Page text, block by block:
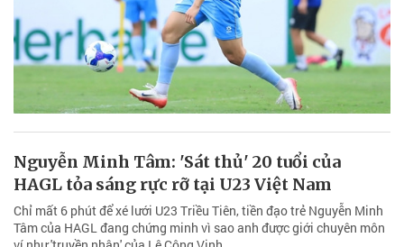
Nguyễn Minh Tâm: 'Sát thủ' 20 tuổi của
HAGL tỏa sáng rực rỡ tại U23 Việt Nam
Chỉ mất 6 phút để xé lưới U23 Triều Tiên, tiền đạo trẻ Nguyễn Minh
Tâm của HAGL đang chứng minh vì sao anh được giới chuyên môn